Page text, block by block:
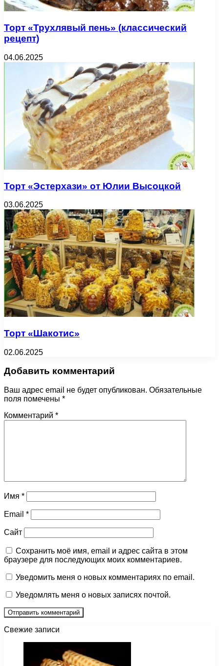
Торт «Трухлявый пень» (классический
рецепт)
04.06.2025
Торт «Эстерхази» от Юлии Высоцкой
03.06.2025
Торт «Шакотис»
02.06.2025
Добавить комментарий
Ваш адрес email не будет опубликован. Обязательные
поля помечены *
Комментарий *
Имя *
Email *
Сайт
Сохранить моё имя, email и адрес сайта в этом
браузере для последующих моих комментариев.
Уведомить меня о новых комментариях по email.
Уведомлять меня о новых записях почтой.
Свежие записи